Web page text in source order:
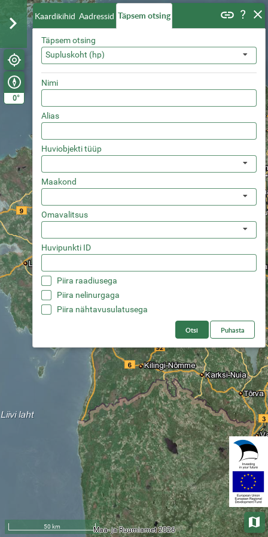
0°
Kaardikihid Aadressid Täpsem otsing
Täpsem otsing
Supluskoht (hp)
Nimi
Alias
Huviobjekti tüüp
Maakond
Omavalitsus
Huvipunkti ID
Piira raadiusega
Piira nelinurgaga
Piira nähtavusulatusega
Otsi Puhasta
50 km Maa- ja Ruumiamet 2026